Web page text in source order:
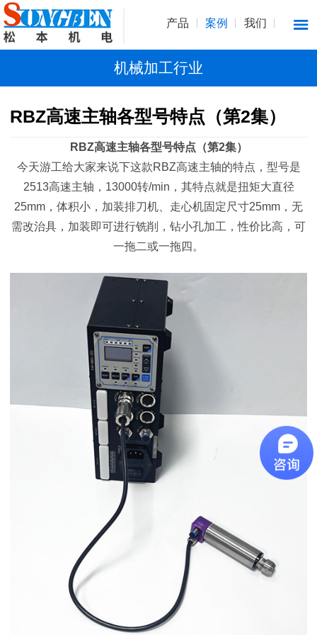
产品 案例 我们
机械加工行业
RBZ高速主轴各型号特点（第2集）
RBZ高速主轴各型号特点（第2集）
今天游工给大家来说下这款RBZ高速主轴的特点，型号是
2513高速主轴，13000转/min，其特点就是扭矩大直径
25mm，体积小，加装排刀机、走心机固定尺寸25mm，无
需改治具，加装即可进行铣削，钻小孔加工，性价比高，可
一拖二或一拖四。